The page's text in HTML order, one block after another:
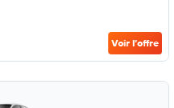
Voir l’offre